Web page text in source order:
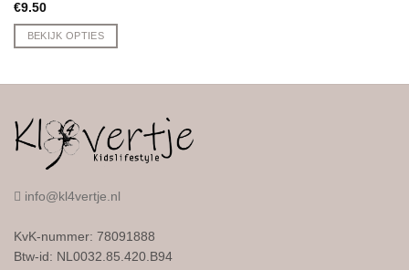
€9.50
BEKIJK OPTIES
info@kl4vertje.nl
KvK-nummer: 78091888
Btw-id: NL0032.85.420.B94